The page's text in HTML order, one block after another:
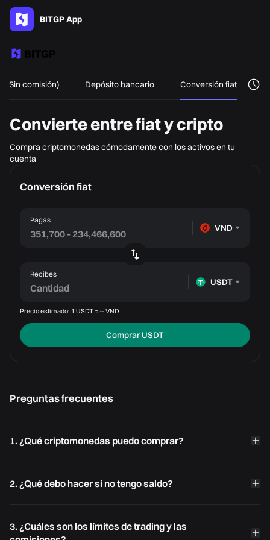
BITGP App
(Sin comisión) Depósito bancario Conversión fiat
Convierte entre fiat y cripto
Compra criptomonedas cómodamente con los activos en tu
cuenta
Conversión fiat
Pagas
VND
Recibes
USDT
Precio estimado: 1 USDT ≈ -- VND
Comprar USDT
Preguntas frecuentes
1. ¿Qué criptomonedas puedo comprar?
2. ¿Qué debo hacer si no tengo saldo?
3. ¿Cuáles son los límites de trading y las